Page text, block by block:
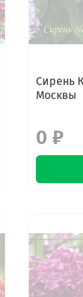
Сирень
Москвы
0 ₽